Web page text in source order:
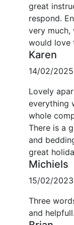
great
respond.
very much,
would love
Karen
14/02/2025
Lovely
everything
whole
There is a
and
great
Michiels
15/02/2023
Three
and helpfull.